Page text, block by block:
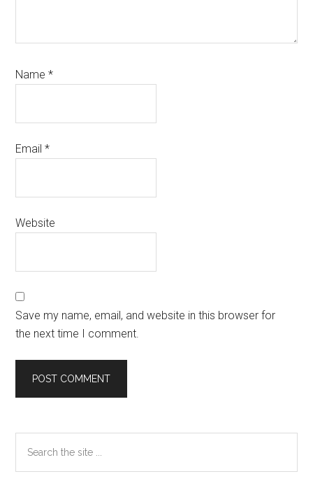
Name*
Email*
Website
Save my name, email, and website in this browser for
the next time I comment.
Primary
Sidebar
the